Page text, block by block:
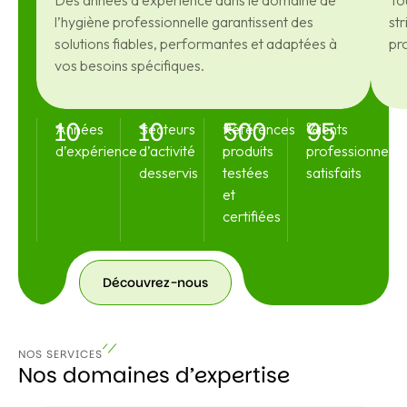
l’hygiène professionnelle garantissent des
solutions fiables, performantes et adaptées à
vos besoins spécifiques.
10
+
Années
d’expérience
10
+
Secteurs
d’activité
desservis
500
+
Références
produits
testées
et
certifiées
95
%
Clients
professionnels
satisfaits
Découvrez-nous
NOS SERVICES
Nos domaines d’expertise